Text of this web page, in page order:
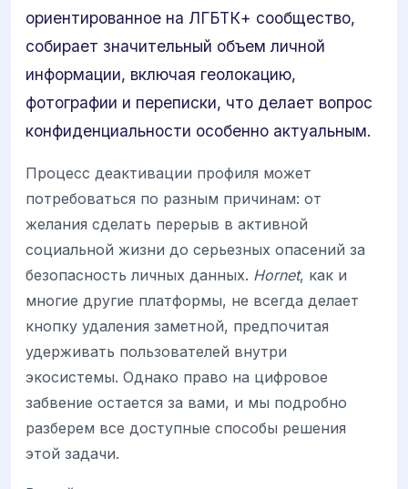
ориентированное на ЛГБТК+ сообщество,
собирает значительный объем личной
информации, включая геолокацию,
фотографии и переписки, что делает вопрос
конфиденциальности особенно актуальным.
Процесс деактивации профиля может
потребоваться по разным причинам: от
желания сделать перерыв в активной
социальной жизни до серьезных опасений за
безопасность личных данных. Hornet, как и
многие другие платформы, не всегда делает
кнопку удаления заметной, предпочитая
удерживать пользователей внутри
экосистемы. Однако право на цифровое
забвение остается за вами, и мы подробно
разберем все доступные способы решения
этой задачи.